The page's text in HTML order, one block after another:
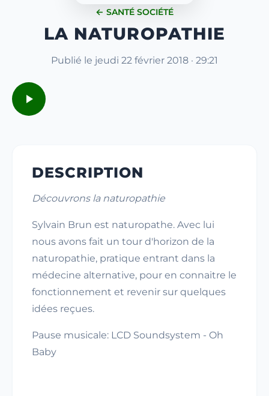
← SANTÉ SOCIÉTÉ
LA NATUROPATHIE
Publié le jeudi 22 février 2018 · 29:21
DESCRIPTION
Découvrons la naturopathie
Sylvain Brun est naturopathe. Avec lui
nous avons fait un tour d'horizon de la
naturopathie, pratique entrant dans la
médecine alternative, pour en connaitre le
fonctionnement et revenir sur quelques
idées reçues.
Pause musicale: LCD Soundsystem - Oh
Baby